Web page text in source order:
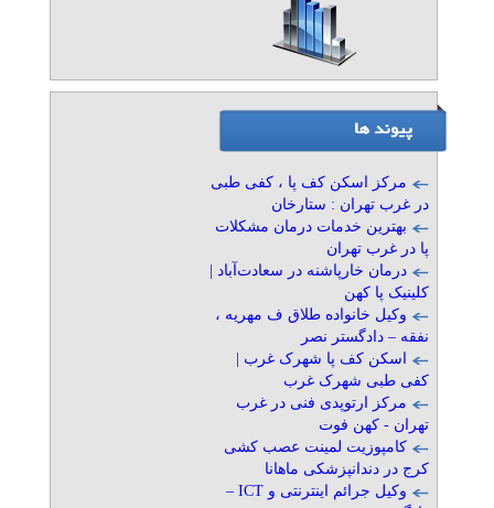
موسسه حقوقی دادگستر نصر
» آگهی برنزی (توان ۲)
دادگستر نصر
» آگهی برنزی (توان ۲)
کلینیک کهن-اسکن پا و کفی
طبی در تهرانسر
کلینیک کهن
تلفن: ۰۲۱۴۶۲۹۱۷۴۶
» آگهی برنزی (توان ۱)
ساخت کفی طبی سفارشی با
اسکن سه بعدی در گیشا
کلینیک سلامت پا کهن
تلفن: ۰۲۱۴۶۲۹۱۷۴۶
» آگهی برنزی (توان ۱)
کلینیک تخصصی صافی کف پای
مرکز اسکن کف پا ، کفی طبی
در غرب تهران : ستارخان
بهترین خدمات درمان مشکلات
پا در غرب تهران
درمان خارپاشنه در سعادت‌آباد |
کلینیک پا کهن
وکیل خانواده طلاق ف مهریه ،
نفقه – دادگستر نصر
اسکن کف پا شهرک غرب |
کفی طبی شهرک غرب
مرکز ارتوپدی فنی در غرب
تهران - کهن فوت
کامپوزیت لمینت عصب کشی
کرج در دندانپزشکی ماهانا
وکیل جرائم اینترنتی و ICT –